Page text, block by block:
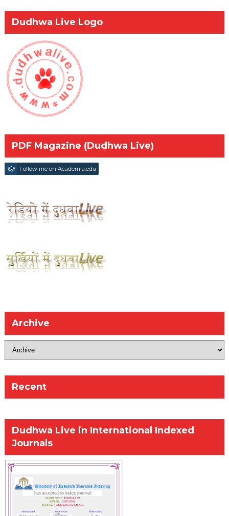
Dudhwa Live Logo
PDF Magazine (Dudhwa Live)
Follow me on Academia.edu
Archive
Recent
Dudhwa Live in International Indexed
Journals